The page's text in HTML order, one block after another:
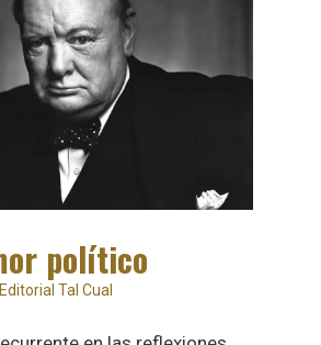
político
Editorial Tal Cual